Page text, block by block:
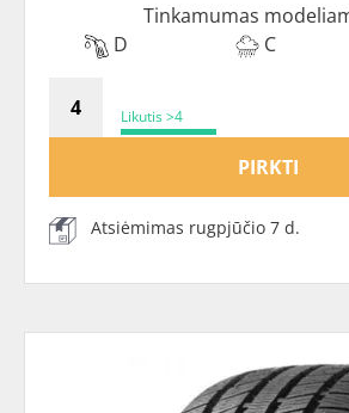
Tinkamumas
D
C
Likutis >4
PIRKTI
Atsiėmimas rugpjūčio 7 d.